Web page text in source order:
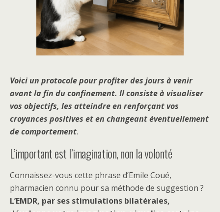
Voici un protocole pour profiter des jours à venir
avant la fin du confinement. Il consiste à visualiser
vos objectifs, les atteindre en renforçant vos
croyances positives et en changeant éventuellement
de comportement.
L’important est l’imagination, non la volonté
Connaissez-vous cette phrase d’Emile Coué,
pharmacien connu pour sa méthode de suggestion ?
L’EMDR, par ses stimulations bilatérales,